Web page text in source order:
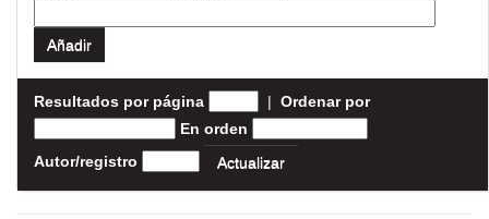
Resultados por página | Ordenar por
En orden
Autor/registro